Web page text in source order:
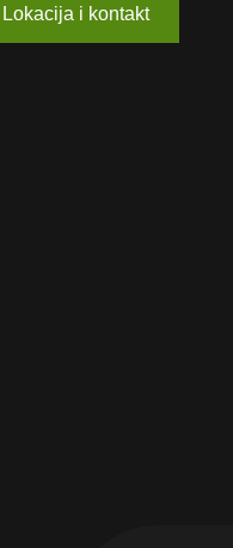
Lokacija i kontakt